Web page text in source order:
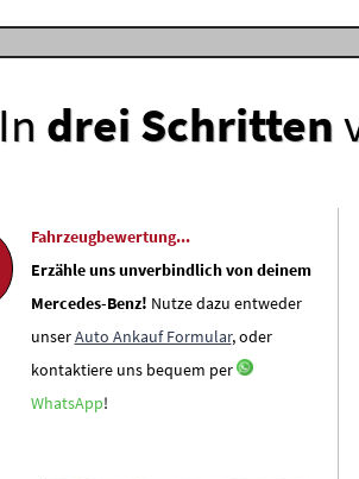
In drei Schritten
Fahrzeugbewertung...
Erzähle uns unverbindlich von deinem
Mercedes-Benz! Nutze dazu entweder
unserAuto Ankauf Formular, oder
kontaktiere uns bequem per
WhatsApp!